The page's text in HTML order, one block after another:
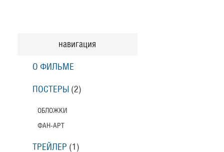
навигация
О ФИЛЬМЕ
ПОСТЕРЫ (2)
ОБЛОЖКИ
ФАН-АРТ
ТРЕЙЛЕР (1)